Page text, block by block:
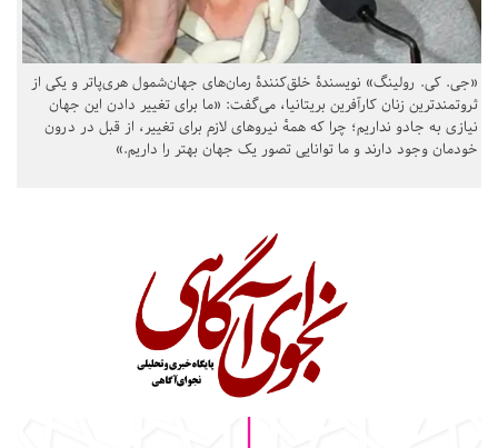
«جی. کی. رولینگ» نویسندهٔ خلق‌کنندهٔ رمان‌های جهان‌شمول هری‌پاتر و یکی از
ثروتمندترین زنان کارآفرین بریتانیا، می‌گفت: «ما برای تغییر دادن این جهان
نیازی به جادو نداریم؛ چرا که همهٔ نیروهای لازم برای تغییر، از قبل در درون
خودمان وجود دارند و ما توانایی تصور یک جهان بهتر را داریم.»